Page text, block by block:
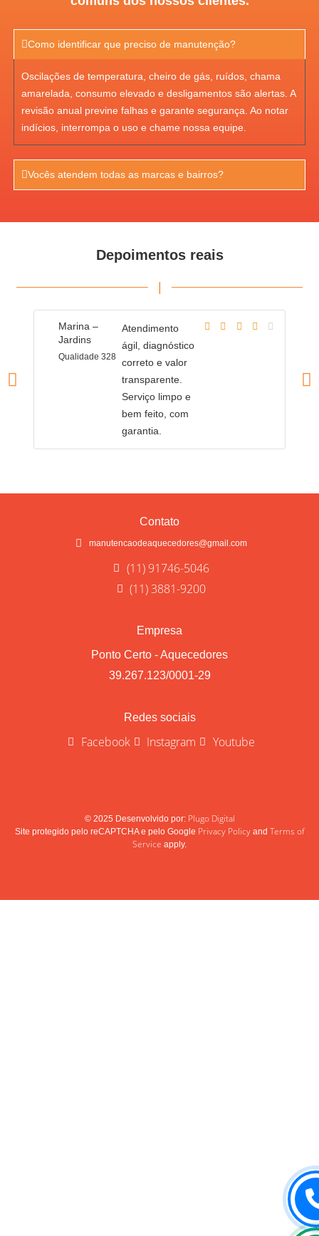
Como identificar que preciso de manutenção?
Oscilações de temperatura, cheiro de gás, ruídos, chama
amarelada, consumo elevado e desligamentos são alertas. A
revisão anual previne falhas e garante segurança. Ao notar
indícios, interrompa o uso e chame nossa equipe.
Vocês atendem todas as marcas e bairros?
Depoimentos reais
Marina –
Jardins
Qualidade 328
Atendimento
ágil, diagnóstico
correto e valor
transparente.
Serviço limpo e
bem feito, com
garantia.
Contato
manutencaodeaquecedores@gmail.com
(11) 91746-5046
(11) 3881-9200
Empresa
Ponto Certo - Aquecedores
39.267.123/0001-29
Redes sociais
Facebook Instagram Youtube
© 2025 Desenvolvido por: Plugo Digital
Site protegido pelo reCAPTCHA e pelo Google Privacy Policyand Terms of
Service apply.